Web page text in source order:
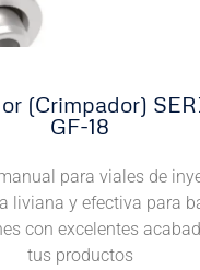
(Crimpador)
GF-18
para viales de
liviana y efectiva para
con excelentes
tus productos